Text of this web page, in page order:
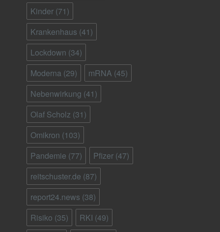
Kinder (71)
Krankenhaus (41)
Lockdown (34)
Moderna (29) mRNA (45)
Nebenwirkung (41)
Olaf Scholz (31)
Omikron (103)
Pandemie (77) Pfizer (47)
reitschuster.de (87)
report24.news (38)
Risiko (35) RKI (49)